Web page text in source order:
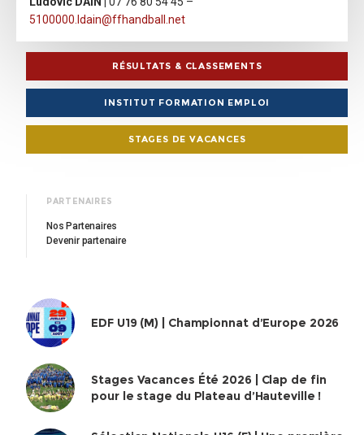
5100000.ldain@ffhandball.net
RÉSULTATS & CLASSEMENTS
INSTITUT FORMATION EMPLOI
STAGES DE VACANCES
PARTENAIRES
Nos Partenaires
Devenir partenaire
EDF U19 (M) | Championnat d’Europe 2026
Stages Vacances Été 2026 | Clap de fin
pour le stage du Plateau d’Hauteville !